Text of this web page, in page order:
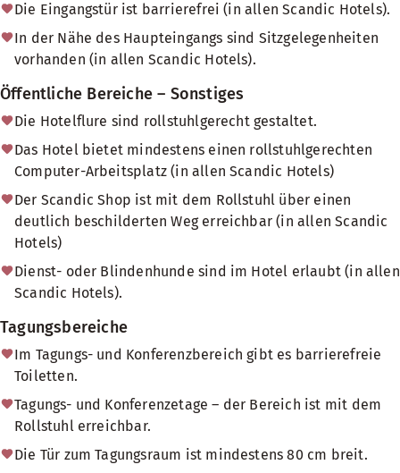
Die Eingangstür ist barrierefrei (in allen Scandic Hotels).
In der Nähe des Haupteingangs sind Sitzgelegenheiten
vorhanden (in allen Scandic Hotels).
Öffentliche Bereiche – Sonstiges
Die Hotelflure sind rollstuhlgerecht gestaltet.
Das Hotel bietet mindestens einen rollstuhlgerechten
Computer-Arbeitsplatz (in allen Scandic Hotels)
Der Scandic Shop ist mit dem Rollstuhl über einen
deutlich beschilderten Weg erreichbar (in allen Scandic
Hotels)
Dienst- oder Blindenhunde sind im Hotel erlaubt (in allen
Scandic Hotels).
Tagungsbereiche
Im Tagungs- und Konferenzbereich gibt es barrierefreie
Toiletten.
Tagungs- und Konferenzetage – der Bereich ist mit dem
Rollstuhl erreichbar.
Die Tür zum Tagungsraum ist mindestens 80 cm breit.